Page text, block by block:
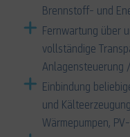
Brennstoff- und
Fernwartung über
vollständige
Anlagensteuerung
Einbindung
und
Wärmepumpen,